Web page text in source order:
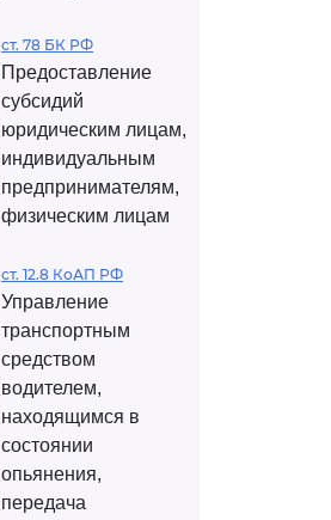
ст. 78 БК РФ
Предоставление
субсидий
юридическим лицам,
индивидуальным
предпринимателям,
физическим лицам
ст. 12.8 КоАП РФ
Управление
транспортным
средством
водителем,
находящимся в
состоянии
опьянения,
передача